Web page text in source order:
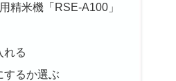
精米機「RSE-A100」
れる
するか選ぶ